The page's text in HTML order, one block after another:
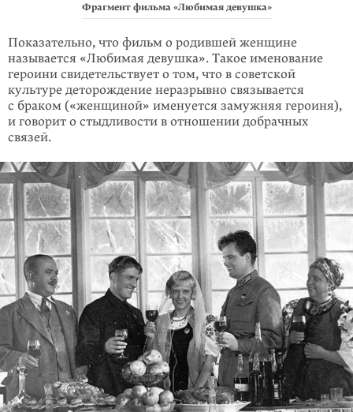
Фрагмент фильма «Любимая девушка»
Показательно, что фильм о родившей женщине
называется «Любимая девушка». Такое именование
героини свидетельствует о том, что в советской
культуре деторождение неразрывно связывается
с браком («женщиной» именуется замужняя героиня),
и говорит о стыдливости в отношении добрачных
связей.